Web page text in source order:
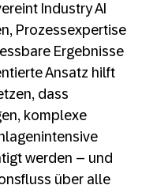
Industry AI
Prozessexpertise
Ergebnisse
Ansatz hilft
dass
komplexe
werden – und
über alle